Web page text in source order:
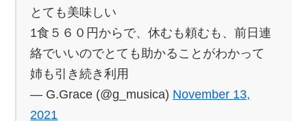
とても美味しい
1食５６０円からで、休むも頼むも、前日連
絡でいいのでとても助かることがわかって
姉も引き続き利用
— G.Grace (@g_musica) November 13,
2021